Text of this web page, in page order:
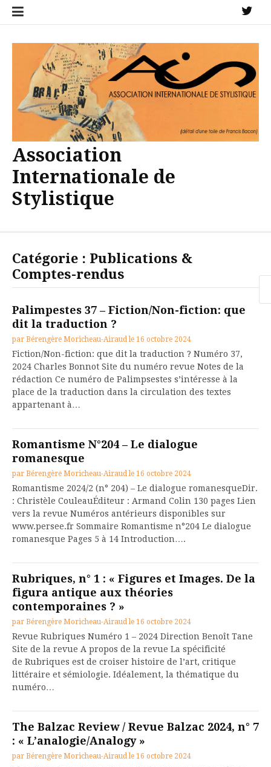
Aller
Association
Internationale de
Stylistique
Catégorie : Publications &
Comptes-rendus
Palimpestes 37 – Fiction/Non-fiction: que
dit la traduction ?
par Bérengère Moricheau-Airaud le 16 octobre 2024
Fiction/Non-fiction: que dit la traduction ? Numéro 37,
2024 Charles Bonnot Site du numéro revue Notes de la
rédaction Ce numéro de Palimpsestes s’intéresse à la
place de la traduction dans la circulation des textes
appartenant à…
Romantisme N°204 – Le dialogue
romanesque
par Bérengère Moricheau-Airaud le 16 octobre 2024
Romantisme 2024/2 (n° 204) – Le dialogue romanesqueDir.
: Christèle CouleauÉditeur : Armand Colin 130 pages Lien
vers la revue Numéros antérieurs disponibles sur
www.persee.fr Sommaire Romantisme n°204 Le dialogue
romanesque Pages 5 à 14 Introduction….
Rubriques, n° 1 : « Figures et Images. De la
figura antique aux théories
contemporaines ? »
par Bérengère Moricheau-Airaud le 16 octobre 2024
Revue Rubriques Numéro 1 – 2024 Direction Benoît Tane
Site de la revue A propos de la revue La spécificité
de Rubriques est de croiser histoire de l’art, critique
littéraire et sémiologie. Idéalement, la thématique du
numéro…
The Balzac Review / Revue Balzac 2024, n° 7
: « L’analogie/Analogy »
par Bérengère Moricheau-Airaud le 16 octobre 2024